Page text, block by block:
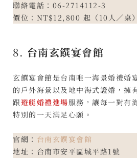
聯絡電話：06-2714112-3
價位：NT$12,800 起（10人／桌）
8. 台南玄饌宴會館
玄饌宴會館是台南唯一海景婚禮婚
的戶外海景以及地中海式證婚，擁
跟遊艇婚禮進場服務，讓每一對有
特別的一天滿足心願。
官網： 台南玄饌宴會館
地址：台南市安平區城平路1號